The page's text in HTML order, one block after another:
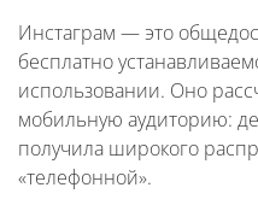
Инстаграм — это
бесплатно
использовании. Оно
мобильную аудиторию:
получила широкого
«телефонной».